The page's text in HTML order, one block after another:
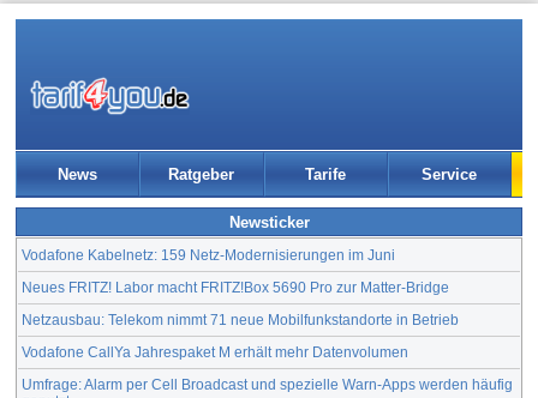
News Ratgeber Tarife Service
Newsticker
Vodafone Kabelnetz: 159 Netz-Modernisierungen im Juni
Neues FRITZ! Labor macht FRITZ!Box 5690 Pro zur Matter-Bridge
Netzausbau: Telekom nimmt 71 neue Mobilfunkstandorte in Betrieb
Vodafone CallYa Jahrespaket M erhält mehr Datenvolumen
Umfrage: Alarm per Cell Broadcast und spezielle Warn-Apps werden häufig